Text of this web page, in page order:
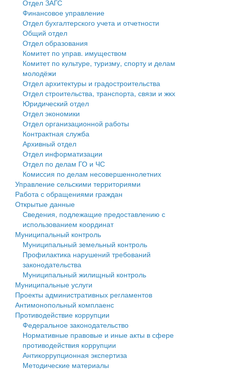
Государственные услуги
Промышленность и АПК
Экономика и бизнес
Символика
Устав
Гостям округа
Туризм
Культура
Образование
Здравоохранение
Социальная защита
Фотоальбом
муниципального округа Тверской области
Администрация Кашинского муниципального округа
Тверской области
Управление сельскими территориями
Открытые данные
Работа с обращениями граждан
Муниципальный контроль
Муниципальные услуги
Проекты административных регламентов
Антимонопольный комплаенс
Противодействие коррупции
Финансовое управление
Бюджет для граждан
Имущество
Выявление правообладателей ранее учтенных
объектов недвижимости
Имущественная поддержка субъектов малого и
среднего предпринимательства
Информационная поддержка субъектов малого и
среднего предпринимательства
Муниципальные программы
Контрольно-счетная палата
Персональные данные
Оценка регулирующего воздействия
Деятельность МУ
Нормативы градостроительного проектирования
Правила землепользования и застройки
Генеральные планы
Проекты планировки территории
Отдел ЗАГС
Финансовое управление
Отдел бухгалтерского учета и отчетности
Общий отдел
Отдел образования
Комитет по управ. имуществом
Комитет по культуре, туризму, спорту и делам
молодёжи
Отдел архитектуры и градостроительства
Отдел строительства, транспорта, связи и жкх
Юридический отдел
Отдел экономики
Отдел организационной работы
Контрактная служба
Архивный отдел
Отдел информатизации
Отдел по делам ГО и ЧС
Комиссия по делам несовершеннолетних
Управление сельскими территориями
Работа с обращениями граждан
Открытые данные
Сведения, подлежащие предоставлению с
использованием координат
Муниципальный контроль
Муниципальный земельный контроль
Профилактика нарушений требований
законодательства
Муниципальный жилищный контроль
Муниципальные услуги
Проекты административных регламентов
Антимонопольный комплаенс
Противодействие коррупции
Федеральное законодательство
Нормативные правовые и иные акты в сфере
противодействия коррупции
Антикоррупционная экспертиза
Методические материалы